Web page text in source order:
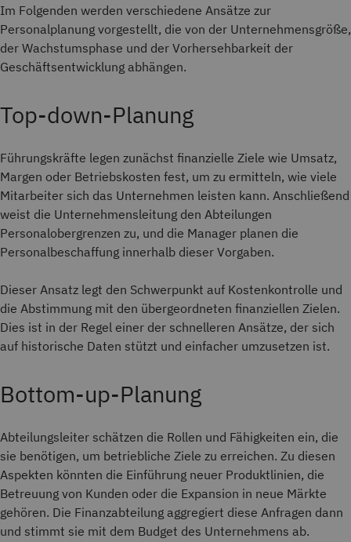
Im Folgenden werden verschiedene Ansätze zur
Personalplanung vorgestellt, die von der Unternehmensgröße,
der Wachstumsphase und der Vorhersehbarkeit der
Geschäftsentwicklung abhängen.
Top-down-Planung
Führungskräfte legen zunächst finanzielle Ziele wie Umsatz,
Margen oder Betriebskosten fest, um zu ermitteln, wie viele
Mitarbeiter sich das Unternehmen leisten kann. Anschließend
weist die Unternehmensleitung den Abteilungen
Personalobergrenzen zu, und die Manager planen die
Personalbeschaffung innerhalb dieser Vorgaben.
Dieser Ansatz legt den Schwerpunkt auf Kostenkontrolle und
die Abstimmung mit den übergeordneten finanziellen Zielen.
Dies ist in der Regel einer der schnelleren Ansätze, der sich
auf historische Daten stützt und einfacher umzusetzen ist.
Bottom-up-Planung
Abteilungsleiter schätzen die Rollen und Fähigkeiten ein, die
sie benötigen, um betriebliche Ziele zu erreichen. Zu diesen
Aspekten könnten die Einführung neuer Produktlinien, die
Betreuung von Kunden oder die Expansion in neue Märkte
gehören. Die Finanzabteilung aggregiert diese Anfragen dann
und stimmt sie mit dem Budget des Unternehmens ab.